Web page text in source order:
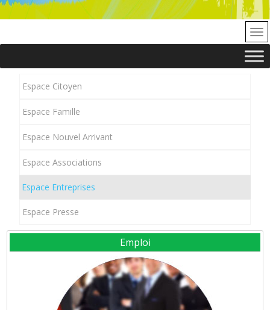
Espace Citoyen
Espace Famille
Espace Nouvel Arrivant
Espace Associations
Espace Entreprises
Espace Presse
Emploi